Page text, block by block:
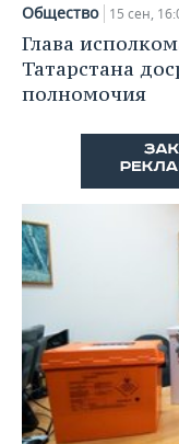
Общество 15 сен,
Глава
Татарстана
полномочия